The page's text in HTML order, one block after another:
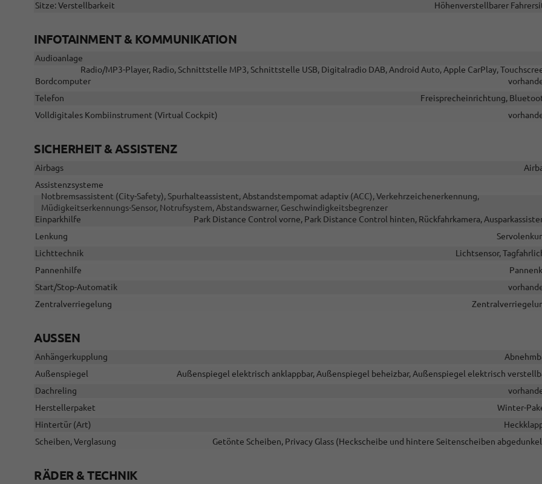
Sitze: Verstellbarkeit
Höhenverstellbarer
INFOTAINMENT & KOMMUNIKATION
Audioanlage
Radio/MP3-Player, Radio, Schnittstelle MP3, Schnittstelle USB, Digitalradio DAB, Android Auto, Apple CarPlay,
Bordcomputer
Telefon
Freisprecheinrichtung,
Volldigitales Kombiinstrument (Virtual Cockpit)
SICHERHEIT & ASSISTENZ
Airbags
Assistenzsysteme
Notbremsassistent (City-Safety), Spurhalteassistent, Abstandstempomat adaptiv (ACC), Verkehrzeichenerkennung,
Müdigkeitserkennungs-Sensor, Notrufsystem, Abstandswarner, Geschwindigkeitsbegrenzer
Einparkhilfe
Park Distance Control vorne, Park Distance Control hinten, Rückfahrkamera,
Lenkung
Lichttechnik
Lichtsensor,
Pannenhilfe
Start/Stop-Automatik
Zentralverriegelung
AUSSEN
Anhängerkupplung
Außenspiegel
Außenspiegel elektrisch anklappbar, Außenspiegel beheizbar, Außenspiegel elektrisch
Dachreling
Herstellerpaket
Winter-
Hintertür (Art)
Scheiben, Verglasung
Getönte Scheiben, Privacy Glass (Heckscheibe und hintere Seitenscheiben
RÄDER & TECHNIK